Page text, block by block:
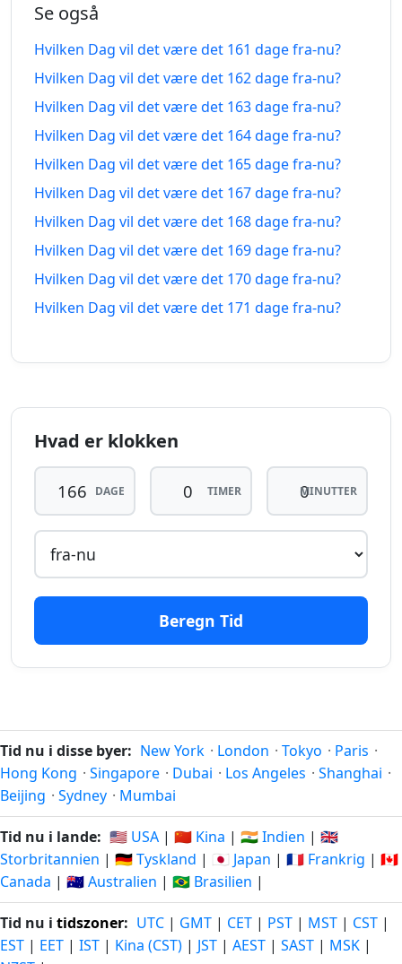
155 dage
siden
04.03.2026
dage
fra-
08.01.2027
156 dage
siden
03.03.2026
156
dage
fra-
nu
09.01.2027
157 dage
siden
02.03.2026
dage
fra-
nu
10.01.2027
158 dage
dage
nu
159 dage
siden
28.02.2026
dage
fra-
nu
siden
27.02.2026
fra-
nu
13.01.2027
161 dage
dage
162 dage
siden
25.02.2026
162
dage
nu
163 dage
siden
24.02.2026
163
dage
fra-
nu
Se også
Hvilken Dag vil det være det 161 dage fra-nu?
Hvilken Dag vil det være det 162 dage fra-nu?
Hvilken Dag vil det være det 163 dage fra-nu?
Hvilken Dag vil det være det 164 dage fra-nu?
Hvilken Dag vil det være det 165 dage fra-nu?
Hvilken Dag vil det være det 167 dage fra-nu?
Hvilken Dag vil det være det 168 dage fra-nu?
Hvilken Dag vil det være det 169 dage fra-nu?
Hvilken Dag vil det være det 170 dage fra-nu?
Hvilken Dag vil det være det 171 dage fra-nu?
Hvad er klokken
DAGE TIMER MINUTTER
Beregn Tid
Tid nu i disse byer: New York · London · Tokyo · Paris ·
Hong Kong · Singapore · Dubai · Los Angeles · Shanghai ·
Beijing · Sydney · Mumbai
Tid nu i lande: 🇺🇸 USA | 🇨🇳 Kina | 🇮🇳 Indien | 🇬🇧
Storbritannien | 🇩🇪 Tyskland | 🇯🇵 Japan | 🇫🇷 Frankrig | 🇨🇦
Canada | 🇦🇺 Australien | 🇧🇷 Brasilien |
Tid nu i tidszoner: UTC | GMT | CET | PST | MST | CST |
EST | EET | IST | Kina (CST) | JST | AEST | SAST | MSK |